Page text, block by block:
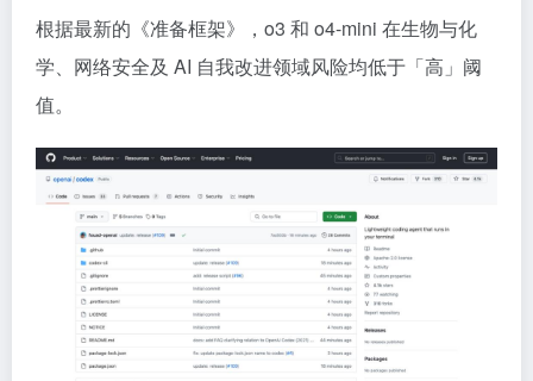
根据最新的《准备框架》，o3 和 o4-mini 在生物与化
学、网络安全及 AI 自我改进领域风险均低于「高」阈
值。